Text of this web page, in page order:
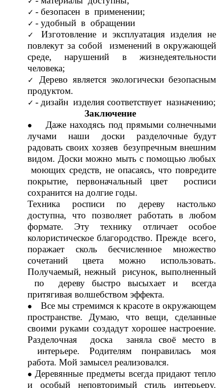
- безопасен в применении;
- удобный в обращении
Изготовление и эксплуатация изделия не
повлекут за собой изменений в окружающей
среде, нарушений в жизнедеятельности
человека;
Дерево является экологически безопасным
продуктом.
- дизайн изделия соответствует назначению;
Заключение
Даже находясь под прямыми солнечными
лучами наши доски разделочные будут
радовать своих хозяев безупречным внешним
видом. Доски можно мыть с помощью любых
моющих средств, не опасаясь, что повредите
покрытие, первоначальный цвет росписи
сохранится на долгие годы.
Техника росписи по дереву настолько
доступна, что позволяет работать в любом
формате. Эту технику отличает особое
колористическое благородство. Прежде всего,
поражает сколь бесчисленное множество
сочетаний цвета можно использовать.
Получаемый, нежный рисунок, выполненный
по дереву быстро высыхает и всегда
притягивая волшебством эффекта.
Все мы стремимся к красоте в окружающем
пространстве. Думаю, что вещи, сделанные
своими руками создадут хорошее настроение.
Разделочная доска заняла своё место в
интерьере. Родителям понравилась моя
работа. Мой замысел реализовался.
Деревянные предметы всегда придают тепло
и особый неповторимый стиль интерьеру.